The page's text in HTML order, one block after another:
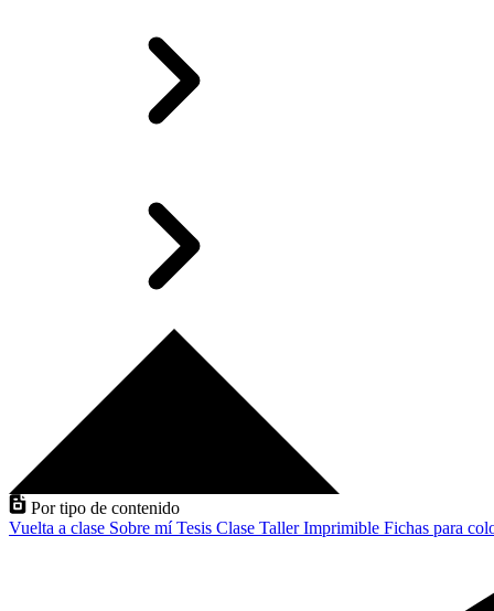
Por tipo de contenido
Vuelta a clase Sobre míTesis Clase TallerImprimible Fichas para